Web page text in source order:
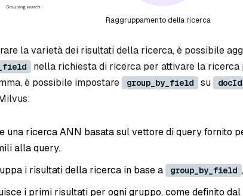
Raggruppamento della ricerca
la varietà dei risultati della ricerca, è possibile
nella richiesta di ricerca per attivare la ricerca
è possibile impostare
group_by_field su docId
una ricerca ANN basata sul vettore di query fornito
alla query.
i risultati della ricerca in base a
group_by_field
i primi risultati per ogni gruppo, come definito